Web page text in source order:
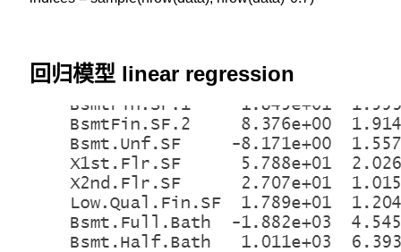
回归模型 linear regression